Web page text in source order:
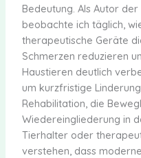
Bedeutung. Als Autor
beobachte ich täglich,
therapeutische Geräte
Schmerzen reduzieren
Haustieren deutlich
um kurzfristige
Rehabilitation, die
Wiedereingliederung in
Tierhalter oder
verstehen, dass